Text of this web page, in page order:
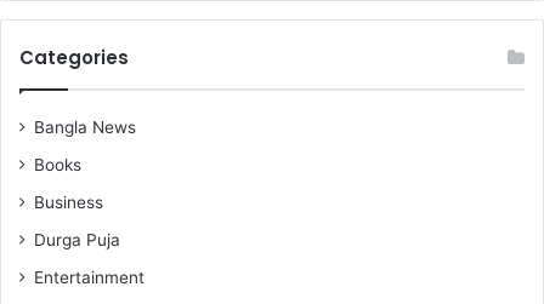
Categories
Bangla News
Books
Business
Durga Puja
Entertainment